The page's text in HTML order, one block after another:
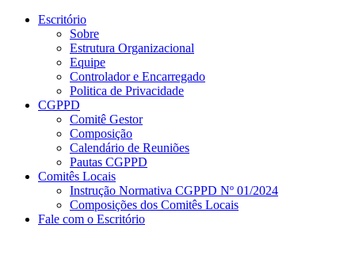
Conteúdo principal
Escritório
Sobre
Estrutura Organizacional
Equipe
Controlador e Encarregado
Politica de Privacidade
CGPPD
Comitê Gestor
Composição
Calendário de Reuniões
Pautas CGPPD
Comitês Locais
Instrução Normativa CGPPD Nº 01/2024
Composições dos Comitês Locais
Fale com o Escritório